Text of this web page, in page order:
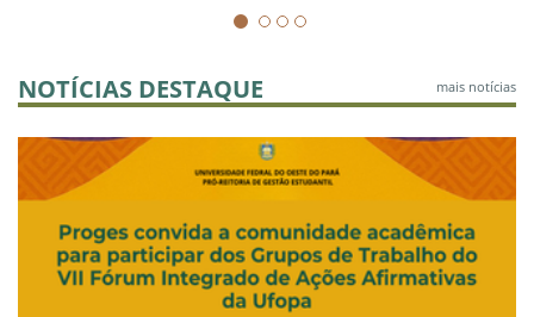
NOTÍCIAS DESTAQUE mais notícias